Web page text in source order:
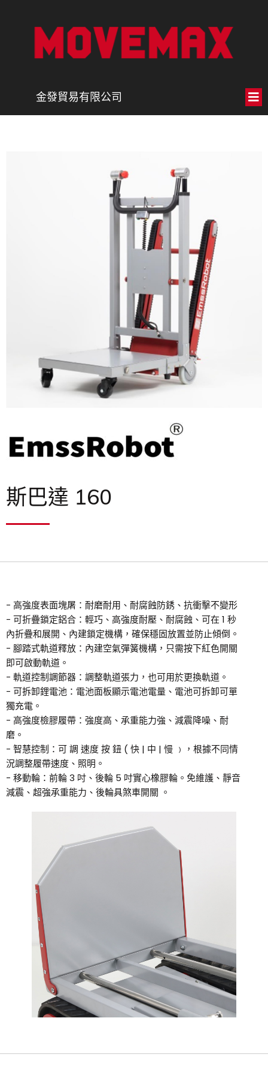
金發貿易有限公司
斯巴達 160
- 高強度表面塊屠：耐磨耐用、耐腐蝕防銹、抗衝擊不變形
- 可折疊鎖定鋁合：輕巧、高強度耐壓、耐腐蝕、可在 1 秒
內折疊和展開、內建鎖定機構，確保穩固放置並防止傾倒。
- 腳踏式軌道釋放：內建空氣彈簧機構，只需按下紅色開關
即可啟動軌道。
- 軌道控制調節器：調整軌道張力，也可用於更換軌道。
- 可拆卸鋰電池：電池面板顯示電池電量、電池可拆卸可單
獨充電。
- 高強度檢膠履帶：強度高、承重能力強、減震降噪、耐
磨。
- 智慧控制：可 調 速度 按 鈕 ( 快 | 中 | 慢 ﹚，根據不同情
況調整履帶速度、照明。
- 移動輪：前輪 3 吋、後輪 5 吋實心橡膠輪。免維護、靜音
減震、超強承重能力、後輪具煞車開關 。